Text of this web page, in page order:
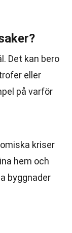
Det kan bero
eller
på varför
kriser
hem och
byggnader